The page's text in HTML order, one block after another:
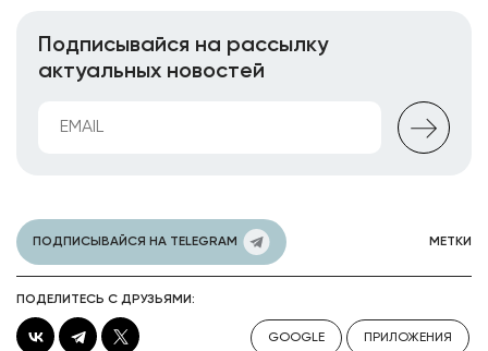
Подписывайся на рассылку
актуальных новостей
ПОДПИСЫВАЙСЯ НА TELEGRAM МЕТКИ
ПОДЕЛИТЕСЬ С ДРУЗЬЯМИ:
GOOGLE ПРИЛОЖЕНИЯ